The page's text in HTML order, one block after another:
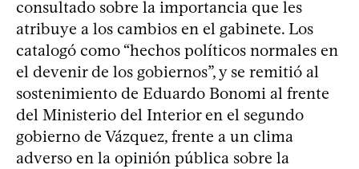
consultado sobre la importancia que les
atribuye a los cambios en el gabinete. Los
catalogó como “hechos políticos normales en
el devenir de los gobiernos”, y se remitió al
sostenimiento de Eduardo Bonomi al frente
del Ministerio del Interior en el segundo
gobierno de Vázquez, frente a un clima
adverso en la opinión pública sobre la